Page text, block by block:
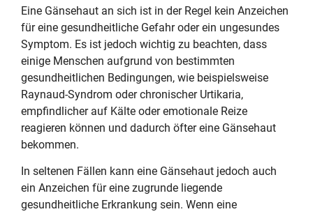
Eine Gänsehaut an sich ist in der Regel kein Anzeichen
für eine gesundheitliche Gefahr oder ein ungesundes
Symptom. Es ist jedoch wichtig zu beachten, dass
einige Menschen aufgrund von bestimmten
gesundheitlichen Bedingungen, wie beispielsweise
Raynaud-Syndrom oder chronischer Urtikaria,
empfindlicher auf Kälte oder emotionale Reize
reagieren können und dadurch öfter eine Gänsehaut
bekommen.
In seltenen Fällen kann eine Gänsehaut jedoch auch
ein Anzeichen für eine zugrunde liegende
gesundheitliche Erkrankung sein. Wenn eine